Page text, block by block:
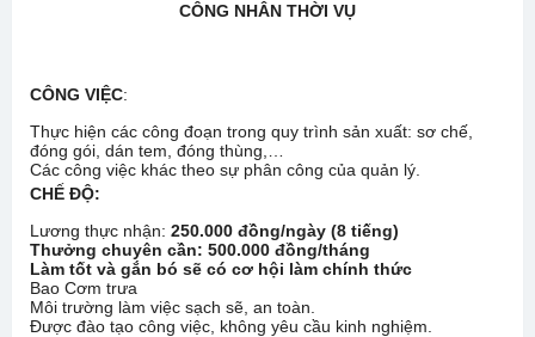
CÔNG NHÂN THỜI VỤ
CÔNG VIỆC:
Thực hiện các công đoạn trong quy trình sản xuất: sơ chế,
đóng gói, dán tem, đóng thùng,…
Các công việc khác theo sự phân công của quản lý.
CHẾ ĐỘ:
Lương thực nhận: 250.000 đồng/ngày (8 tiếng)
Thưởng chuyên cần: 500.000 đồng/tháng
Làm tốt và gắn bó sẽ có cơ hội làm chính thức
Bao Cơm trưa
Môi trường làm việc sạch sẽ, an toàn.
Được đào tạo công việc, không yêu cầu kinh nghiệm.